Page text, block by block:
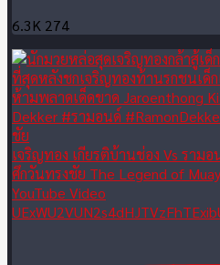
6.3K 274
เจริญทอง เกียรติบ้านช่อง Vs ราม
ศึกวันทรงชัย The Legend of
YouTube Video